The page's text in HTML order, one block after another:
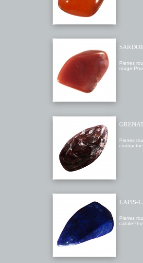
Pierres
Pierres
LAPIS-
Pierres